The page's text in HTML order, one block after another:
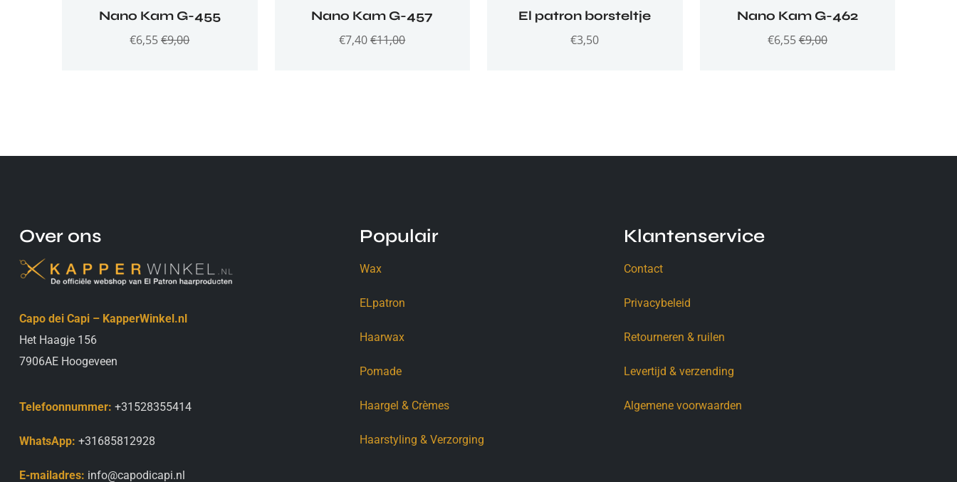
Nano Kam G-455
€6,55€9,00
Nano Kam G-457
€7,40€11,00
El patron borsteltje
€3,50
Nano Kam G-462
€6,55€9,00
Over ons
Capo dei Capi – KapperWinkel.nl
Het Haagje 156
7906AE Hoogeveen
Telefoonnummer: +31528355414
WhatsApp: +31685812928
E-mailadres: info@capodicapi.nl
Populair
Wax
ELpatron
Haarwax
Pomade
Haargel & Crèmes
Haarstyling & Verzorging
Klantenservice
Contact
Privacybeleid
Retourneren & ruilen
Levertijd & verzending
Algemene voorwaarden